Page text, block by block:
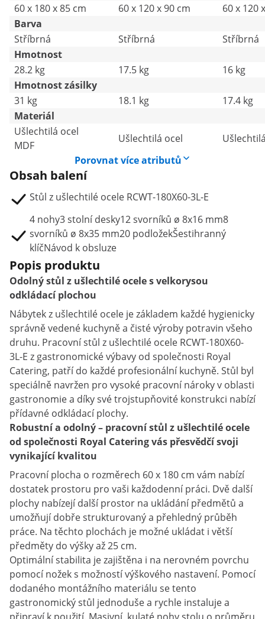
60 x 180 x 85 cm
60 x 120 x 90 cm
60 x 120
Barva
Stříbrná
Stříbrná
Stříbrná
Hmotnost
28.2 kg
17.5 kg
16 kg
Hmotnost zásilky
31 kg
18.1 kg
17.4 kg
Materiál
Ušlechtilá ocel
MDF
Ušlechtilá ocel
Porovnat více atributů
Obsah balení
Stůl z ušlechtilé ocele RCWT-180X60-3L-E
4 nohy3 stolní desky12 svorníků ø 8x16 mm8
svorníků ø 8x35 mm20 podložekŠestihranný
klíčNávod k obsluze
Popis produktu
Odolný stůl z ušlechtilé ocele s velkorysou
odkládací plochou
Nábytek z ušlechtilé ocele je základem každé hygienicky
správně vedené kuchyně a čisté výroby potravin všeho
druhu. Pracovní stůl z ušlechtilé ocele RCWT-180X60-
3L-E z gastronomické výbavy od společnosti Royal
Catering, patří do každé profesionální kuchyně. Stůl byl
speciálně navržen pro vysoké pracovní nároky v oblasti
gastronomie a díky své trojstupňovité konstrukci nabízí
přídavné odkládací plochy.
Robustní a odolný – pracovní stůl z ušlechtilé ocele
od společnosti Royal Catering vás přesvědčí svoji
vynikající kvalitou
Pracovní plocha o rozměrech 60 x 180 cm vám nabízí
dostatek prostoru pro vaši každodenní práci. Dvě další
plochy nabízejí další prostor na ukládání předmětů a
umožňují dobře strukturovaný a přehledný průběh
práce. Na těchto plochách je možné ukládat i větší
předměty do výšky až 25 cm.
Optimální stabilita je zajištěna i na nerovném povrchu
pomocí nožek s možností výškového nastavení. Pomocí
dodaného montážního materiálu se tento
gastronomický stůl jednoduše a rychle instaluje a